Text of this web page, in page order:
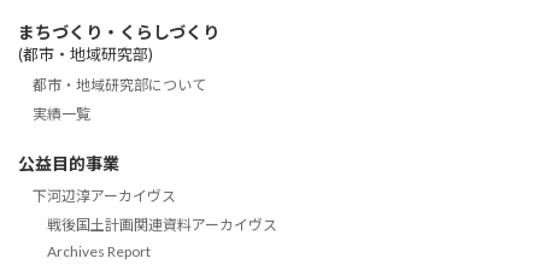
まちづくり・くらしづくり
(都市・地域研究部)
都市・地域研究部について
実績一覧
公益目的事業
下河辺淳アーカイヴス
戦後国土計画関連資料アーカイヴス
Archives Report